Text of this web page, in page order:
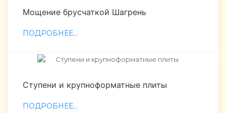
Мощение брусчаткой Шагрень
ПОДРОБНЕЕ...
Ступени и крупноформатные плиты
ПОДРОБНЕЕ...